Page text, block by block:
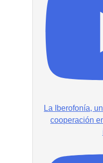
La Iberofonía,
cooperación